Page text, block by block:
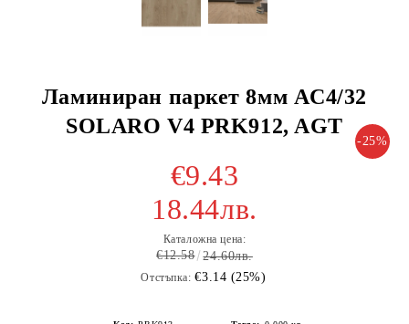
Ламиниран паркет 8мм AC4/32
SOLARO V4 PRK912, AGT
-25%
€9.43
18.44лв.
Каталожна цена:
€12.58 24.60лв.
Отстъпка: €3.14 (25%)